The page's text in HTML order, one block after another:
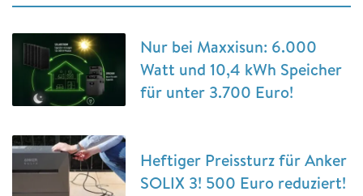
Nur bei Maxxisun: 6.000
Watt und 10,4 kWh Speicher
für unter 3.700 Euro!
Heftiger Preissturz für Anker
SOLIX 3! 500 Euro reduziert!